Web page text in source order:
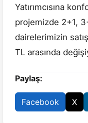
Yatırımcısına
projemizde 2+1,
dairelerimizin
TL arasında
Paylaş:
Facebook X